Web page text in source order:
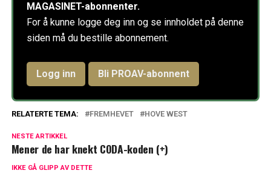
MAGASINET-abonnenter.
For å kunne logge deg inn og se innholdet på denne
siden må du bestille abonnement.
Logg inn Bli PROAV-abonnent
RELATERTE TEMA: FREMHEVET HOVE WEST
NESTE ARTIKKEL
Mener de har knekt CODA-koden (+)
IKKE GÅ GLIPP AV DETTE